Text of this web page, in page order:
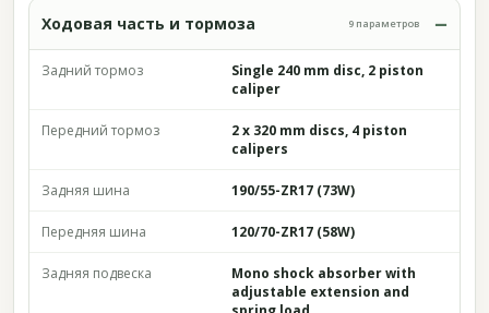
Ходовая часть и тормоза 9 параметров
Задний тормоз
Single 240 mm disc, 2 piston
caliper
Передний тормоз
2 x 320 mm discs, 4 piston
calipers
Задняя шина 190/55-ZR17 (73W)
Передняя шина 120/70-ZR17 (58W)
Задняя подвеска
Mono shock absorber with
adjustable extension and